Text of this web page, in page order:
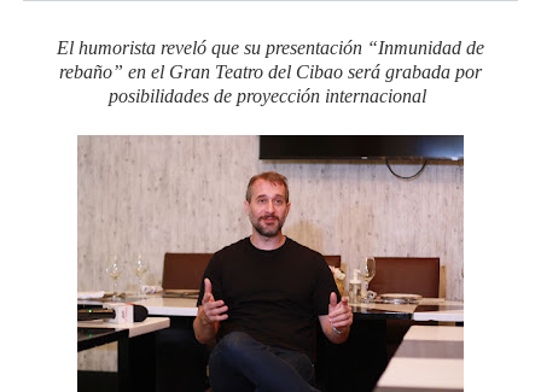
El humorista reveló que su presentación “Inmunidad de
rebaño” en el Gran Teatro del Cibao será grabada por
posibilidades de proyección internacional